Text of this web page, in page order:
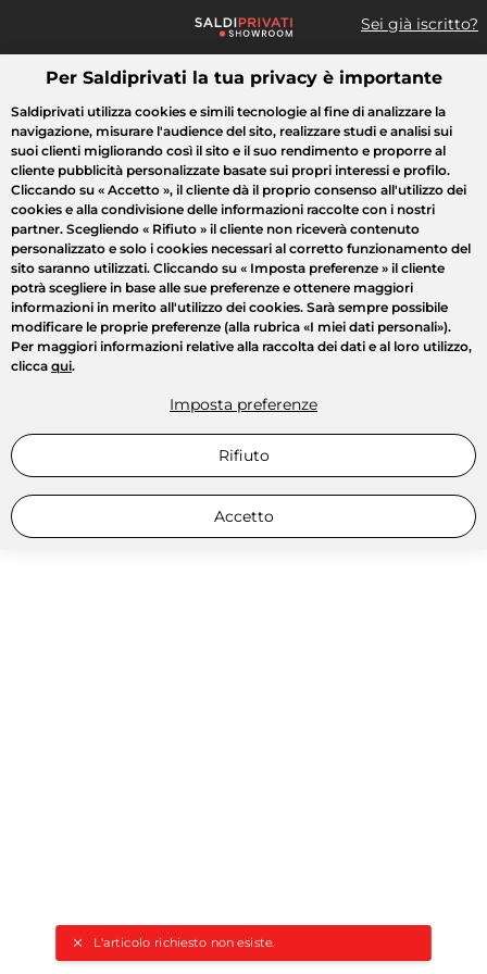
Sei già iscritto?
Cosa cerchi?
L'articolo richiesto non esiste.
Tutte le vendite Moda Casa Bellezza Elettrodomestici
Per Saldiprivati la tua privacy è importante
Saldiprivati utilizza cookies e simili tecnologie al fine di analizzare la
navigazione, misurare l'audience del sito, realizzare studi e analisi sui
suoi clienti migliorando così il sito e il suo rendimento e proporre al
cliente pubblicità personalizzate basate sui propri interessi e profilo.
Cliccando su « Accetto », il cliente dà il proprio consenso all'utilizzo dei
cookies e alla condivisione delle informazioni raccolte con i nostri
partner. Scegliendo « Rifiuto » il cliente non riceverà contenuto
personalizzato e solo i cookies necessari al corretto funzionamento del
sito saranno utilizzati. Cliccando su « Imposta preferenze » il cliente
potrà scegliere in base alle sue preferenze e ottenere maggiori
informazioni in merito all'utilizzo dei cookies. Sarà sempre possibile
modificare le proprie preferenze (alla rubrica «I miei dati personali»).
Per maggiori informazioni relative alla raccolta dei dati e al loro utilizzo,
clicca qui.
Imposta preferenze
Rifiuto
Accetto